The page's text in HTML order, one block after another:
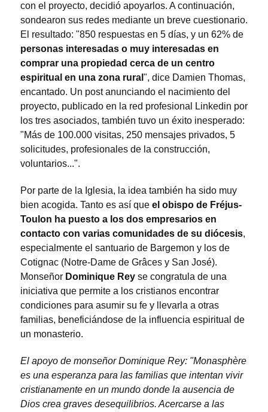
con el proyecto, decidió apoyarlos. A continuación,
sondearon sus redes mediante un breve cuestionario.
El resultado: "850 respuestas en 5 días, y un 62% de
personas interesadas o muy interesadas en
comprar una propiedad cerca de un centro
espiritual en una zona rural ", dice Damien Thomas,
encantado. Un post anunciando el nacimiento del
proyecto, publicado en la red profesional Linkedin por
los tres asociados, también tuvo un éxito inesperado:
"Más de 100.000 visitas, 250 mensajes privados, 5
solicitudes, profesionales de la construcción,
voluntarios...".
Por parte de la Iglesia, la idea también ha sido muy
bien acogida. Tanto es así que el obispo de Fréjus-
Toulon ha puesto a los dos empresarios en
contacto con varias comunidades de su diócesis,
especialmente el santuario de Bargemon y los de
Cotignac (Notre-Dame de Grâces y San José).
Monseñor Dominique Rey se congratula de una
iniciativa que permite a los cristianos encontrar
condiciones para asumir su fe y llevarla a otras
familias, beneficiándose de la influencia espiritual de
un monasterio.
El apoyo de monseñor Dominique Rey: "Monasphère
es una esperanza para las familias que intentan vivir
cristianamente en un mundo donde la ausencia de
Dios crea graves desequilibrios. Acercarse a las